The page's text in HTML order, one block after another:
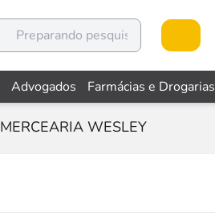
Advogados Farmácias e Drogarias
MERCEARIA WESLEY